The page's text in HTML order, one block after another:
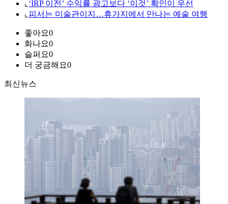
⌞ ‘IRP 이전’ 수익률 광고보다 ‘이것’ 확인이 우선
⌞ 피서는 미술관이지…휴가지에서 만나는 예술 여행
좋아요0
화나요0
슬퍼요0
더 궁금해요0
최신뉴스